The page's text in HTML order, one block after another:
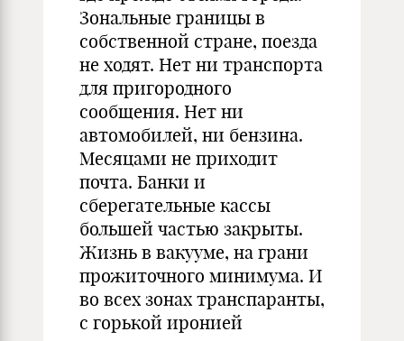
Зональные границы в
собственной стране, поезда
не ходят. Нет ни транспорта
для пригородного
сообщения. Нет ни
автомобилей, ни бензина.
Месяцами не приходит
почта. Банки и
сберегательные кассы
большей частью закрыты.
Жизнь в вакууме, на грани
прожиточного минимума. И
во всех зонах транспаранты,
с горькой иронией